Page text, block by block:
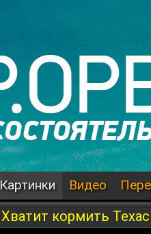
Картинки Видео
Хватит кормить